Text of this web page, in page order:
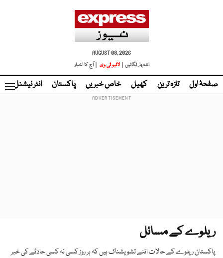
AUGUST 08, 2026
اشتہار لگائیں |
لائیو ٹی وی | آج کا اخبار
صفحۂ اول تازہ ترین کھیل خاص خبریں پاکستان انٹر نیشنل
ریلوے کے مسائل
پاکستان ریلوے کے حالات اتنے تشویشناک ہیں کہ ہر روز کسی نہ کسی حادثے کی خبر